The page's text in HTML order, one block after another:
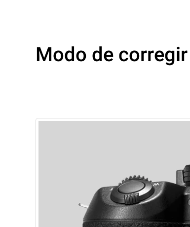
Modo de